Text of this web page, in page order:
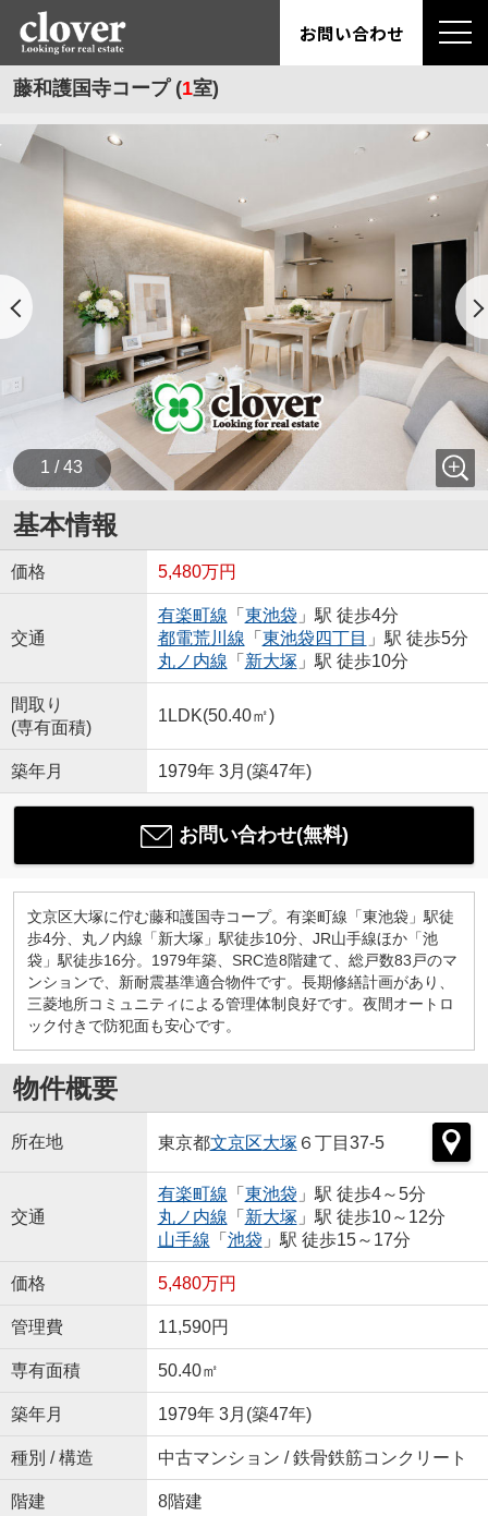
お問い合わせ
藤和護国寺コープ (1室)
1 / 43
基本情報
価格 5,480万円
交通
有楽町線 「 東池袋 」駅 徒歩4分
都電荒川線 「 東池袋四丁目 」駅 徒歩5分
丸ノ内線 「 新大塚 」駅 徒歩10分
間取り
(専有面積)
1LDK(50.40㎡)
築年月 1979年 3月(築47年)
お問い合わせ(無料)
文京区大塚に佇む藤和護国寺コープ。有楽町線「東池袋」駅徒
歩4分、丸ノ内線「新大塚」駅徒歩10分、JR山手線ほか「池
袋」駅徒歩16分。1979年築、SRC造8階建て、総戸数83戸のマ
ンションで、新耐震基準適合物件です。長期修繕計画があり、
三菱地所コミュニティによる管理体制良好です。夜間オートロ
ック付きで防犯面も安心です。
物件概要
所在地 東京都文京区大塚 ６丁目37-5
交通
有楽町線 「 東池袋 」駅 徒歩4～5分
丸ノ内線 「 新大塚 」駅 徒歩10～12分
山手線 「 池袋 」駅 徒歩15～17分
価格 5,480万円
管理費 11,590円
専有面積 50.40㎡
築年月 1979年 3月(築47年)
種別 / 構造 中古マンション / 鉄骨鉄筋コンクリート
階建 8階建